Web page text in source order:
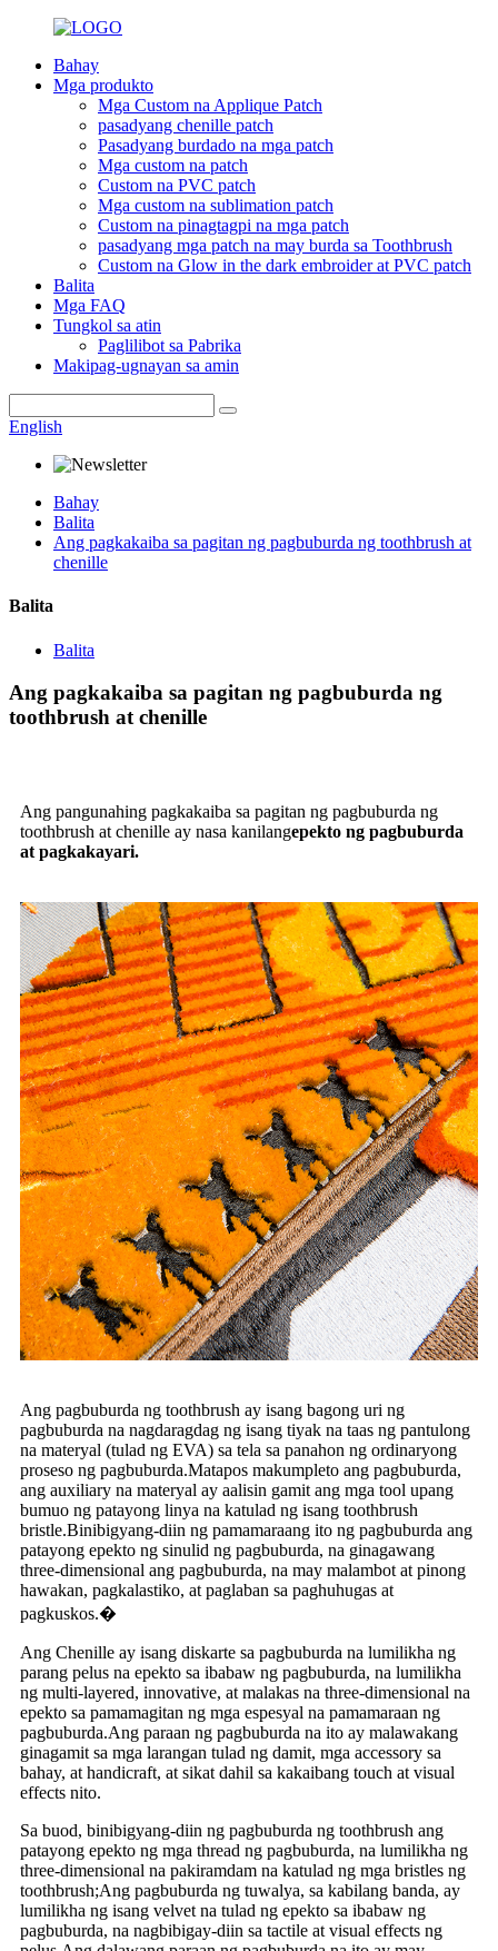
Bahay
Mga produkto
Mga Custom na Applique Patch
pasadyang chenille patch
Pasadyang burdado na mga patch
Mga custom na patch
Custom na PVC patch
Mga custom na sublimation patch
Custom na pinagtagpi na mga patch
pasadyang mga patch na may burda sa Toothbrush
Custom na Glow in the dark embroider at PVC patch
Balita
Mga FAQ
Tungkol sa atin
Paglilibot sa Pabrika
Makipag-ugnayan sa amin
English
Bahay
Balita
Ang pagkakaiba sa pagitan ng pagbuburda ng toothbrush at
chenille
Balita
Balita
Ang pagkakaiba sa pagitan ng pagbuburda ng
toothbrush at chenille
Ang pangunahing pagkakaiba sa pagitan ng pagbuburda ng
toothbrush at chenille ay nasa kanilangepekto ng pagbuburda
at pagkakayari.
Ang pagbuburda ng toothbrush ay isang bagong uri ng
pagbuburda na nagdaragdag ng isang tiyak na taas ng pantulong
na materyal (tulad ng EVA) sa tela sa panahon ng ordinaryong
proseso ng pagbuburda.Matapos makumpleto ang pagbuburda,
ang auxiliary na materyal ay aalisin gamit ang mga tool upang
bumuo ng patayong linya na katulad ng isang toothbrush
bristle.Binibigyang-diin ng pamamaraang ito ng pagbuburda ang
patayong epekto ng sinulid ng pagbuburda, na ginagawang
three-dimensional ang pagbuburda, na may malambot at pinong
hawakan, pagkalastiko, at paglaban sa paghuhugas at
pagkuskos.�
Ang Chenille ay isang diskarte sa pagbuburda na lumilikha ng
parang pelus na epekto sa ibabaw ng pagbuburda, na lumilikha
ng multi-layered, innovative, at malakas na three-dimensional na
epekto sa pamamagitan ng mga espesyal na pamamaraan ng
pagbuburda.Ang paraan ng pagbuburda na ito ay malawakang
ginagamit sa mga larangan tulad ng damit, mga accessory sa
bahay, at handicraft, at sikat dahil sa kakaibang touch at visual
effects nito.
Sa buod, binibigyang-diin ng pagbuburda ng toothbrush ang
patayong epekto ng mga thread ng pagbuburda, na lumilikha ng
three-dimensional na pakiramdam na katulad ng mga bristles ng
toothbrush;Ang pagbuburda ng tuwalya, sa kabilang banda, ay
lumilikha ng isang velvet na tulad ng epekto sa ibabaw ng
pagbuburda, na nagbibigay-diin sa tactile at visual effects ng